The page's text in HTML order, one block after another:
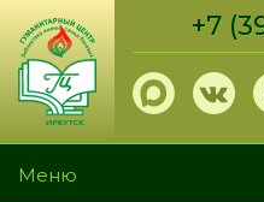
Перейти
основному
содержанию
+7
Меню